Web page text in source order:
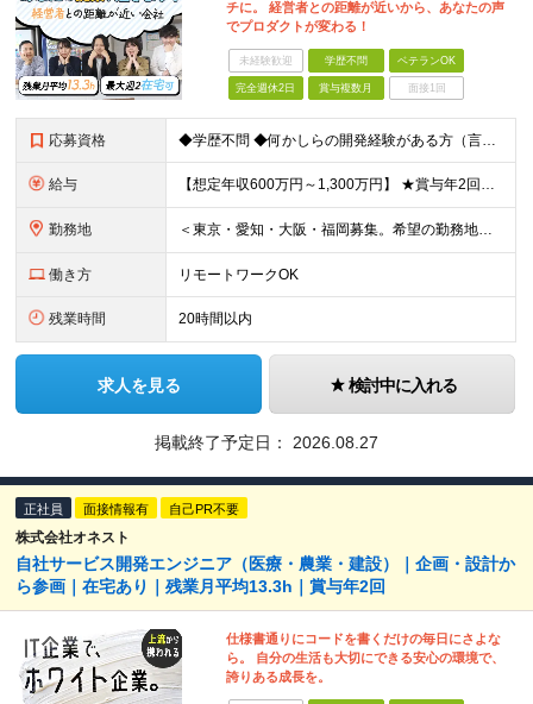
チに。 経営者との距離が近いから、あなたの声
でプロダクトが変わる！
未経験歓迎 学歴不問 ベテランOK
完全週休2日 賞与複数月 面接1回
応募資格 ◆学歴不問 ◆何かしらの開発経験がある方（言語不問） ◆マネジメント経験がある方（規模不問） ＜以下のような方を歓迎します＞ ◎これまでの経験を活かし管理職を目指したい方 ◎新しいサービスの企画から
給与 【想定年収600万円～1,300万円】 ★賞与年2回＋勤務地手当＋残業手当（年平均残業時間にて算出）を含む ※基本給＋勤務地手当＋役職手当 ※勤務地手当：結婚の有無に関係なく、物価などの違いを考慮して
勤務地 ＜東京・愛知・大阪・福岡募集。希望の勤務地で働けます＞ 希望通りの配属＆転勤も基本なし！ 「プロジェクト人員の枠を広げたい」などといった、 会社からの強制的な異動・出向依頼はありません。 ■東京オフ
働き方 リモートワークOK
残業時間 20時間以内
求人を見る 検討中に入れる
掲載終了予定日： 2026.08.27
正社員 面接情報有 自己PR不要
株式会社オネスト
自社サービス開発エンジニア（医療・農業・建設）｜企画・設計か
ら参画｜在宅あり｜残業月平均13.3h｜賞与年2回
仕様書通りにコードを書くだけの毎日にさよな
ら。 自分の生活も大切にできる安心の環境で、
誇りある成長を。